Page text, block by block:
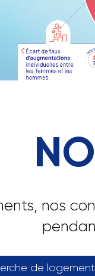
service au
les
nos
de logement